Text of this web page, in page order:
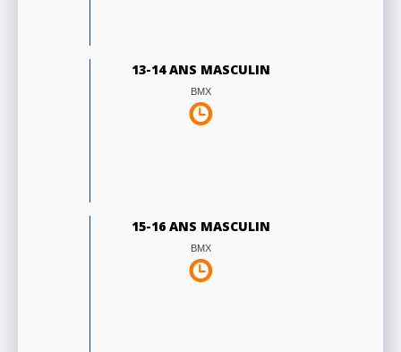
13-14 ANS MASCULIN
BMX
15-16 ANS MASCULIN
BMX